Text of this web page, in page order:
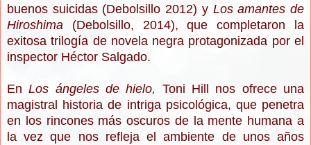
buenos suicidas (Debolsillo 2012) y Los amantes de
Hiroshima (Debolsillo, 2014), que completaron la
exitosa trilogía de novela negra protagonizada por el
inspector Héctor Salgado.
EnLos ángeles de hielo, Toni Hill nos ofrece una
magistral historia de intriga psicológica, que penetra
en los rincones más oscuros de la mente humana a
la vez que nos refleja el ambiente de unos años